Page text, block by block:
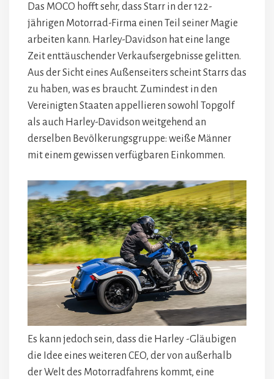
Das MOCO hofft sehr, dass Starr in der 122-
jährigen Motorrad-Firma einen Teil seiner Magie
arbeiten kann. Harley-Davidson hat eine lange
Zeit enttäuschender Verkaufsergebnisse gelitten.
Aus der Sicht eines Außenseiters scheint Starrs das
zu haben, was es braucht. Zumindest in den
Vereinigten Staaten appellieren sowohl Topgolf
als auch Harley-Davidson weitgehend an
derselben Bevölkerungsgruppe: weiße Männer
mit einem gewissen verfügbaren Einkommen.
Es kann jedoch sein, dass die Harley -Gläubigen
die Idee eines weiteren CEO, der von außerhalb
der Welt des Motorradfahrens kommt, eine